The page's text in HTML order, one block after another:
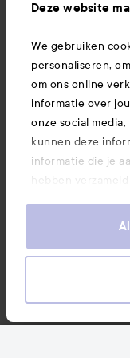
Deze website
We gebruiken
personaliseren,
om ons online
informatie over
onze social
kunnen deze
informatie die je
hebben
website te blijven
je graag door
Copyright 2026